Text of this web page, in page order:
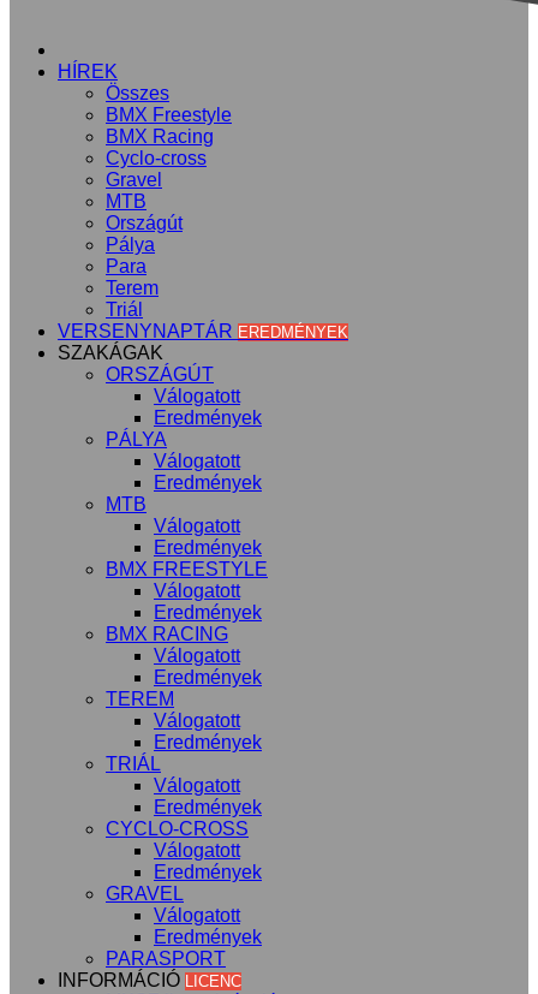
HÍREK
Összes
BMX Freestyle
BMX Racing
Cyclo-cross
Gravel
MTB
Országút
Pálya
Para
Terem
Triál
VERSENYNAPTÁR EREDMÉNYEK
SZAKÁGAK
ORSZÁGÚT
Válogatott
Eredmények
PÁLYA
Válogatott
Eredmények
MTB
Válogatott
Eredmények
BMX FREESTYLE
Válogatott
Eredmények
BMX RACING
Válogatott
Eredmények
TEREM
Válogatott
Eredmények
TRIÁL
Válogatott
Eredmények
CYCLO-CROSS
Válogatott
Eredmények
GRAVEL
Válogatott
Eredmények
PARASPORT
INFORMÁCIÓ
LICENC